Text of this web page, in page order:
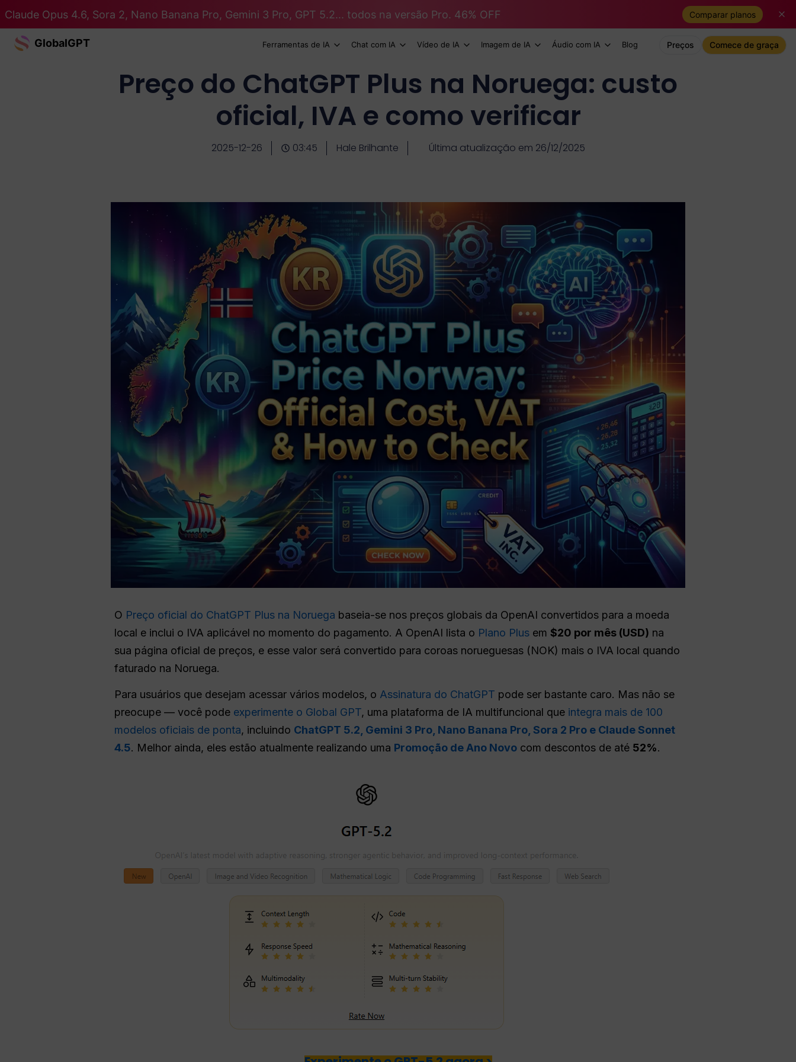
Claude Opus 4.6, Sora 2, Nano Banana Pro, Gemini 3 Pro, GPT 5.2... todos na versão Pro. 46% OFF Comparar planos
GlobalGPT Ferramentas de IA Chat com IA Vídeo de IA Imagem de IA Áudio com IA Blog Preços Comece de graça
Preço do ChatGPT Plus na Noruega: custo
oficial, IVA e como verificar
2025-12-26 03:45 Hale Brilhante Última atualização em 26/12/2025
O Preço oficial do ChatGPT Plus na Noruega baseia-se nos preços globais da OpenAI convertidos para a moeda
local e inclui o IVA aplicável no momento do pagamento. A OpenAI lista o Plano Plus em $20 por mês (USD) na
sua página oficial de preços, e esse valor será convertido para coroas norueguesas (NOK) mais o IVA local quando
faturado na Noruega.
Para usuários que desejam acessar vários modelos, o Assinatura do ChatGPT pode ser bastante caro. Mas não se
preocupe — você pode experimente o Global GPT, uma plataforma de IA multifuncional que integra mais de 100
modelos oficiais de ponta, incluindo ChatGPT 5.2, Gemini 3 Pro, Nano Banana Pro, Sora 2 Pro e Claude Sonnet
4.5. Melhor ainda, eles estão atualmente realizando uma Promoção de Ano Novo com descontos de até 52%.